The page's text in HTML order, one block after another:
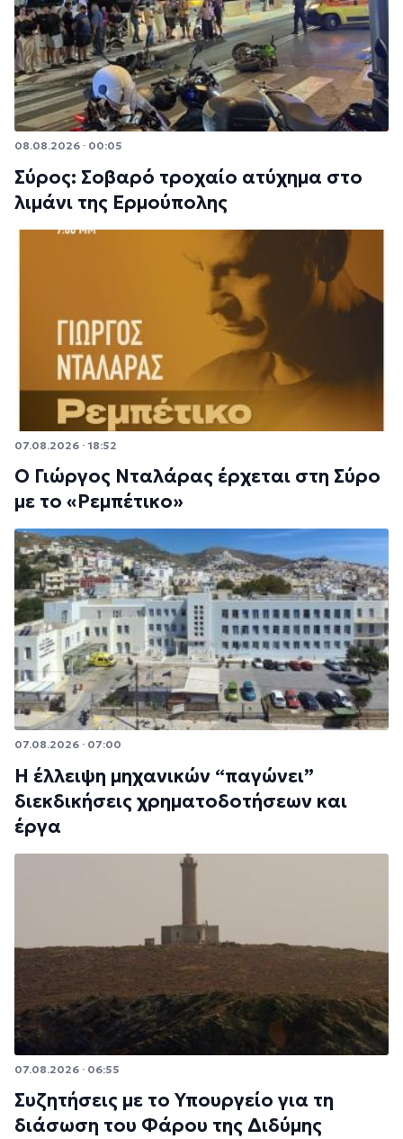
08.08.2026 · 00:05
Σύρος: Σοβαρό τροχαίο ατύχημα στο
λιμάνι της Ερμούπολης
07.08.2026 · 18:52
Ο Γιώργος Νταλάρας έρχεται στη Σύρο
με το «Ρεμπέτικο»
07.08.2026 · 07:00
Η έλλειψη μηχανικών “παγώνει”
διεκδικήσεις χρηματοδοτήσεων και
έργα
07.08.2026 · 06:55
Συζητήσεις με το Υπουργείο για τη
διάσωση του Φάρου της Διδύμης